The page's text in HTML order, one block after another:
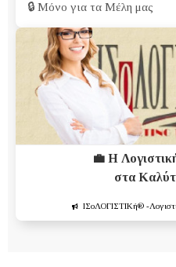
🔒 Μόνο για τα Μέλη μας
💼 Η
στα
ΙΣοΛΟΓΙΣΤΙΚή®-